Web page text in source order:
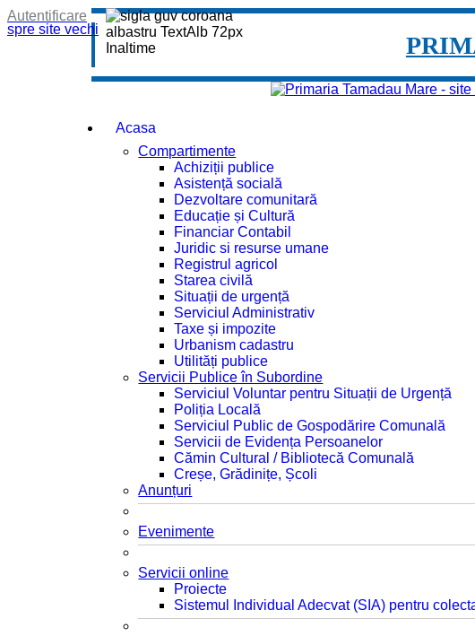
spre site vechi
Autentificare
Acasa
Compartimente
Achiziții publice
Asistență socială
Dezvoltare comunitară
Educație și Cultură
Financiar Contabil
Juridic si resurse umane
Registrul agricol
Starea civilă
Situații de urgență
Serviciul Administrativ
Taxe și impozite
Urbanism cadastru
Utilități publice
Servicii Publice în Subordine
Serviciul Voluntar pentru Situații de Urgență
Poliția Locală
Serviciul Public de Gospodărire Comunală
Servicii de Evidența Persoanelor
Cămin Cultural / Bibliotecă Comunală
Creșe, Grădinițe, Școli
Anunțuri
Evenimente
Servicii online
Proiecte
Sistemul Individual Adecvat (SIA) pentru